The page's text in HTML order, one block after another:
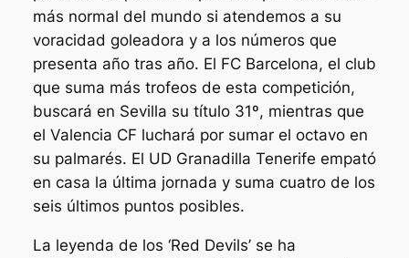
más normal del mundo si atendemos a su
voracidad goleadora y a los números que
presenta año tras año. El FC Barcelona, el club
que suma más trofeos de esta competición,
buscará en Sevilla su título 31º, mientras que
el Valencia CF luchará por sumar el octavo en
su palmarés. El UD Granadilla Tenerife empató
en casa la última jornada y suma cuatro de los
seis últimos puntos posibles.
La leyenda de los ‘Red Devils’ se ha